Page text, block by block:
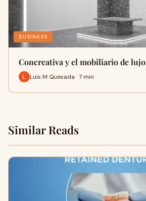
BUSINESS
Concreativa y el mobiliario de lujo
Luis M Quesada · 7 min
Similar Reads